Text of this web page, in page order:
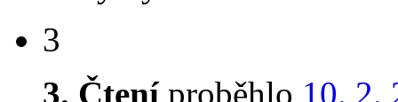
3
3. Čteníproběhlo 10. 2.